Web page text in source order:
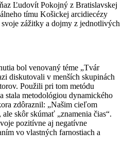
Ľudovít Pokojný z Bratislavskej
tímu Košickej arcidiecézy
zážitky a dojmy z jednotlivých
bol venovaný téme „Tvár
diskutovali v menších skupinách
Použili pri tom metódu
stala metodológiou dynamického
zdôraznil: „Našim cieľom
skôr skúmať „znamenia čias“.
pozitívne aj negatívne
vo vlastných farnostiach a